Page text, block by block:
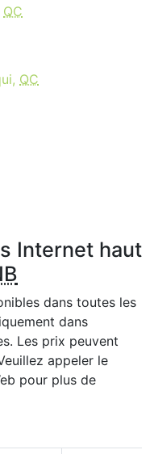
QC
QC
Internet haut
dans toutes les
dans
Les prix peuvent
appeler le
pour plus de